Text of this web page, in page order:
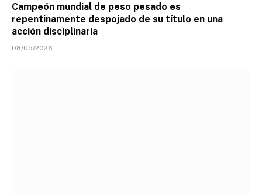
Campeón mundial de peso pesado es
repentinamente despojado de su título en una
acción disciplinaria
08/05/2026